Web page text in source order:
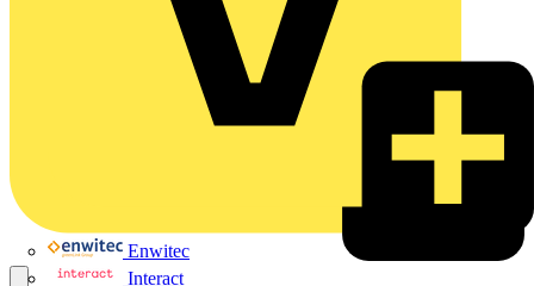
Enwitec
Interact